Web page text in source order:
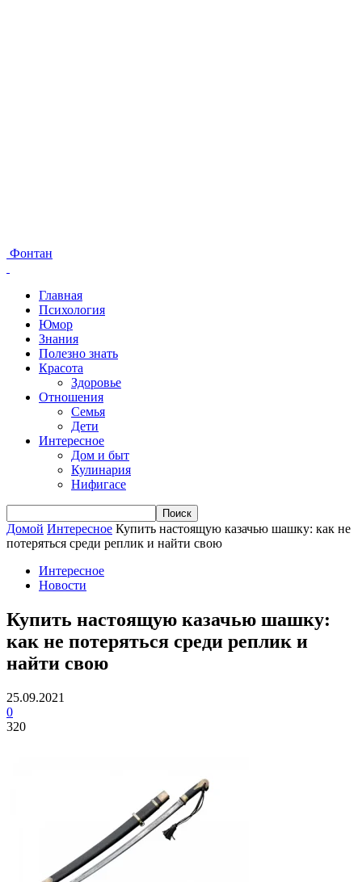
Фонтан
Главная
Психология
Юмор
Знания
Полезно знать
Красота
Здоровье
Отношения
Семья
Дети
Интересное
Дом и быт
Кулинария
Нифигасе
Домой Интересное Купить настоящую казачью шашку: как не
потеряться среди реплик и найти свою
Интересное
Новости
Купить настоящую казачью шашку:
как не потеряться среди реплик и
найти свою
25.09.2021
0
320